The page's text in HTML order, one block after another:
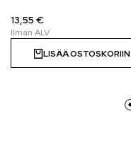
13,55 €
LISÄÄ OSTOSKORIIN